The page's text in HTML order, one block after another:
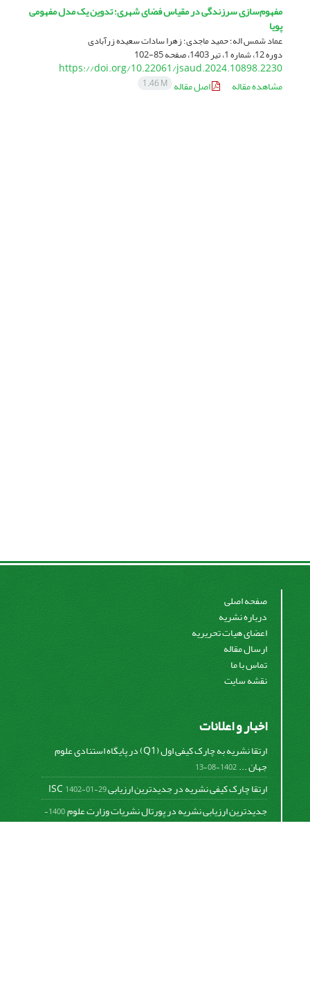
مفهوم‌سازی سرزندگی در مقیاس فضای شهری؛ تدوین یک مدل مفهومی
پویا
عماد شمس اله؛ حمید ماجدی؛ زهرا سادات سعیده زرآبادی
دوره 12، شماره 1، تیر 1403، صفحه 85-102
https://doi.org/10.22061/jsaud.2024.10898.2230
مشاهده مقاله
اصل مقاله 1.46 M
صفحه اصلی
درباره نشریه
اعضای هیات تحریریه
ارسال مقاله
تماس با ما
نقشه سایت
اخبار و اعلانات
ارتقا نشریه به چارک کیفی اول (Q1) در پایگاه استنادی علوم
جهان ...1402-08-13
ارتقا چارک کیفی نشریه در جدیدترین ارزیابی ISC1402-01-29
جدیدترین ارزیابی نشریه در پورتال نشریات وزارت علوم
1400-